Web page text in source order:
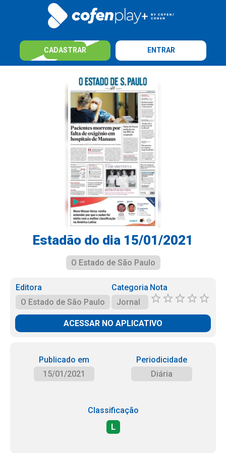
CADASTRAR ENTRAR
Estadão do dia 15/01/2021
O Estado de São Paulo
Editora
O Estado de São Paulo
Categoria
Jornal
Nota
ACESSAR NO APLICATIVO
Publicado em
15/01/2021
Periodicidade
Diária
Classificação
L